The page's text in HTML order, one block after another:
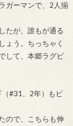
ガーマンで、2人揃
たが、誰もが通る
ょう。ちっちゃく
して、本郷ラグビ
#31、2年）もビ
ので、こちらも伸